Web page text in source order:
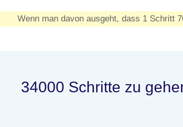
Wenn man davon ausgeht, dass 1 Schritt
34000 Schritte zu